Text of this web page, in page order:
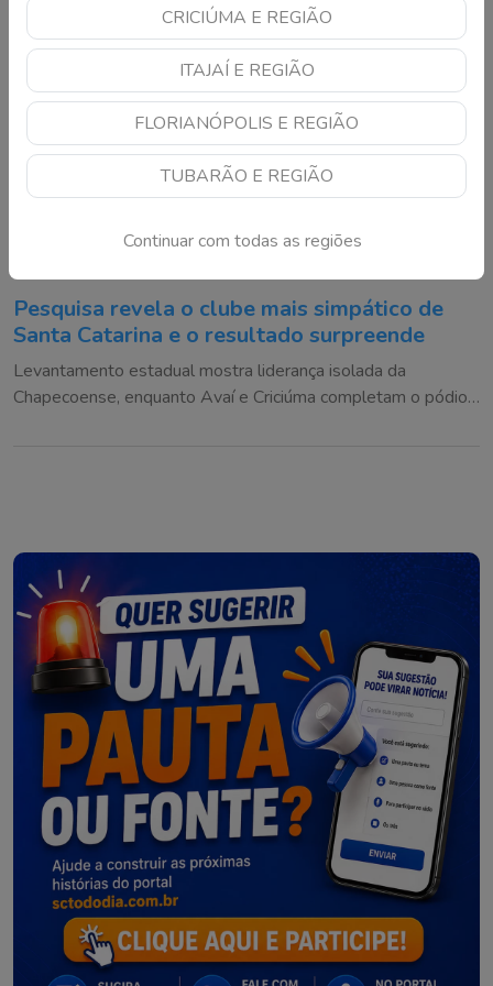
CRICIÚMA E REGIÃO
ITAJAÍ E REGIÃO
FLORIANÓPOLIS E REGIÃO
TUBARÃO E REGIÃO
Continuar com todas as regiões
Pesquisa revela o clube mais simpático de
Santa Catarina e o resultado surpreende
Levantamento estadual mostra liderança isolada da
Chapecoense, enquanto Avaí e Criciúma completam o pódio